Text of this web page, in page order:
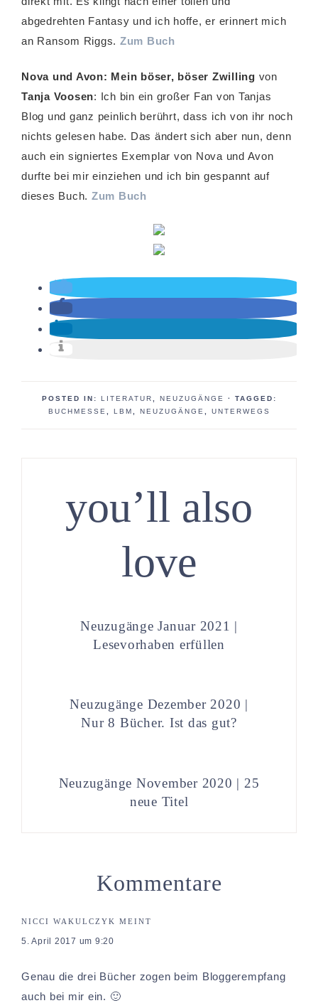
abgedrehten Fantasy und ich hoffe, er erinnert mich
an Ransom Riggs. Zum Buch
Nova und Avon: Mein böser, böser Zwilling von
Tanja Voosen: Ich bin ein großer Fan von Tanjas
Blog und ganz peinlich berührt, dass ich von ihr noch
nichts gelesen habe. Das ändert sich aber nun, denn
auch ein signiertes Exemplar von Nova und Avon
durfte bei mir einziehen und ich bin gespannt auf
dieses Buch. Zum Buch
POSTED IN: LITERATUR NEUZUGÄNGE
· TAGGED:
BUCHMESSE
LBM NEUZUGÄNGE UNTERWEGS
you’ll also
love
Neuzugänge Januar 2021 |
Lesevorhaben erfüllen
Neuzugänge Dezember 2020 |
Nur 8 Bücher. Ist das gut?
Neuzugänge November 2020 | 25
neue Titel
Kommentare
NICCI WAKULCZYK MEINT
5. April 2017 um 9:20
Genau die drei Bücher zogen beim Bloggerempfang
auch bei mir ein. 🙂